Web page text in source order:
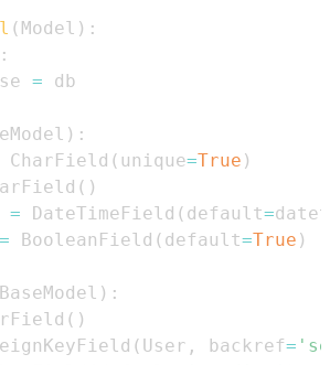
( Model ) :
:
=
) :
CharField ( unique=True )
( )
= DateTimeField ( default=
= BooleanField ( default=True )
BaseModel ) :
( )
( User , backref=